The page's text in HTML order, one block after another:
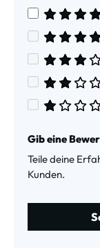
Gib eine
Teile deine
Kunden.